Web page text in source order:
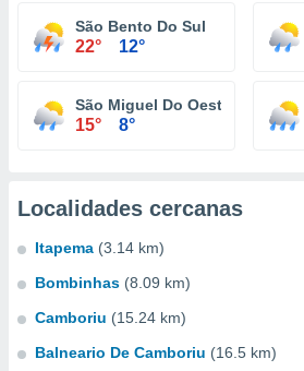
São Bento Do Sul
22° 12°
São Miguel Do Oeste
15° 8°
Localidades cercanas
Itapema (3.14 km)
Bombinhas (8.09 km)
Camboriu (15.24 km)
Balneario De Camboriu (16.5 km)